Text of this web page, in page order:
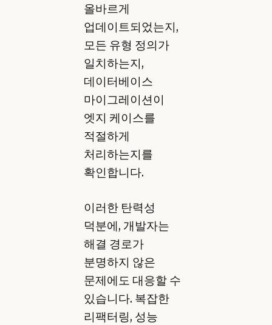
올바르게
업데이트되었는지,
모든 유형 정의가
일치하는지,
데이터베이스
마이그레이션이
엣지 케이스를
적절하게
처리하는지를
확인합니다.
이러한 탄력성
덕분에, 개발자는
해결 경로가
분명하지 않은
문제에도 대응할 수
있습니다. 복잡한
리팩터링, 성능